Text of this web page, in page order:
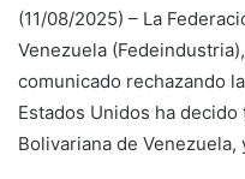
(11/08/2025) – La
Venezuela
comunicado rechazando
Estados Unidos ha
Bolivariana de